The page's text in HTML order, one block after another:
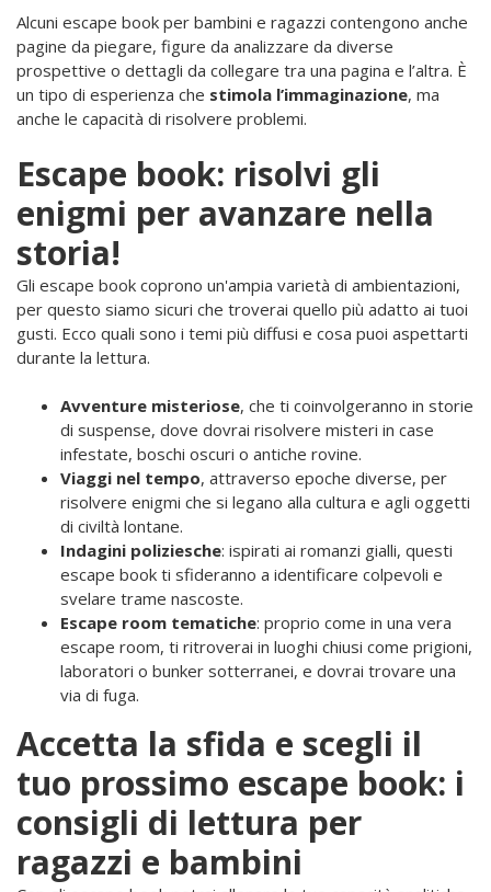
Alcuni escape book per bambini e ragazzi contengono anche
pagine da piegare, figure da analizzare da diverse
prospettive o dettagli da collegare tra una pagina e l’altra. È
un tipo di esperienza che stimola l’immaginazione, ma
anche le capacità di risolvere problemi.
Escape book: risolvi gli
enigmi per avanzare nella
storia!
Gli escape book coprono un'ampia varietà di ambientazioni,
per questo siamo sicuri che troverai quello più adatto ai tuoi
gusti. Ecco quali sono i temi più diffusi e cosa puoi aspettarti
durante la lettura.
Avventure misteriose, che ti coinvolgeranno in storie
di suspense, dove dovrai risolvere misteri in case
infestate, boschi oscuri o antiche rovine.
Viaggi nel tempo, attraverso epoche diverse, per
risolvere enigmi che si legano alla cultura e agli oggetti
di civiltà lontane.
Indagini poliziesche: ispirati ai romanzi gialli, questi
escape book ti sfideranno a identificare colpevoli e
svelare trame nascoste.
Escape room tematiche: proprio come in una vera
escape room, ti ritroverai in luoghi chiusi come prigioni,
laboratori o bunker sotterranei, e dovrai trovare una
via di fuga.
Accetta la sfida e scegli il
tuo prossimo escape book: i
consigli di lettura per
ragazzi e bambini